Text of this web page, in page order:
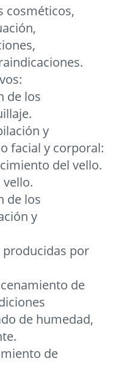
cosméticos,
de los
y
facial y corporal:
del vello.
de los
y
producidas por
de
de humedad,
de